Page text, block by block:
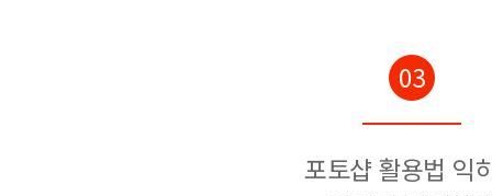
03
포토샵 활용법 익